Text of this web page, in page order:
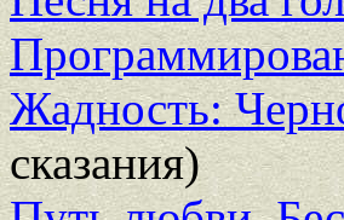
Жадность:
сказания)